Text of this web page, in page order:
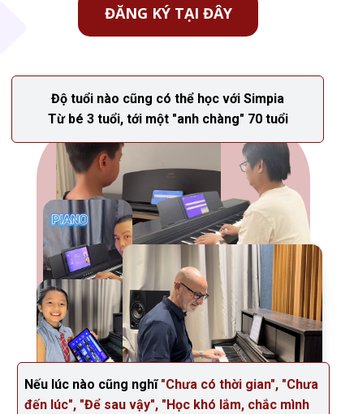
ĐĂNG KÝ TẠI ĐÂY
Nếu lúc nào cũng nghĩ "Chưa có thời gian", "Chưa
đến lúc", "Để sau vậy", "Học khó lắm, chắc mình
Độ tuổi nào cũng có thể học với Simpia
Từ bé 3 tuổi, tới một "anh chàng" 70 tuổi